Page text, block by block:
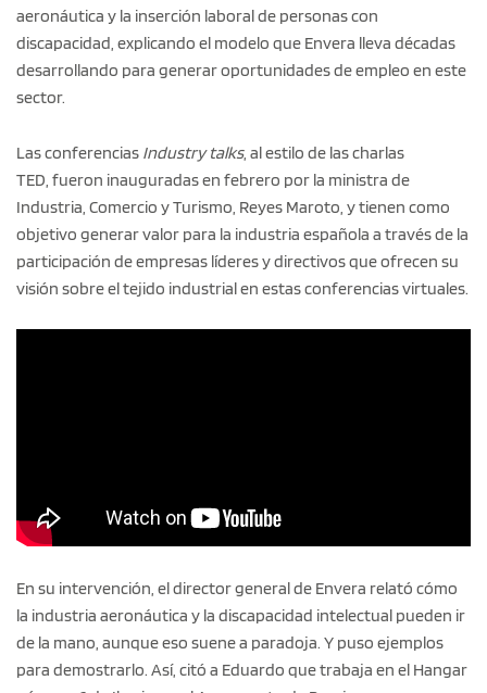
aeronáutica y la inserción laboral de personas con
discapacidad, explicando el modelo que Envera lleva décadas
desarrollando para generar oportunidades de empleo en este
sector.
Las conferencias Industry talks, al estilo de las charlas
TED, fueron inauguradas en febrero por la ministra de
Industria, Comercio y Turismo, Reyes Maroto, y tienen como
objetivo generar valor para la industria española a través de la
participación de empresas líderes y directivos que ofrecen su
visión sobre el tejido industrial en estas conferencias virtuales.
En su intervención, el director general de Envera relató cómo
la industria aeronáutica y la discapacidad intelectual pueden ir
de la mano, aunque eso suene a paradoja. Y puso ejemplos
para demostrarlo. Así, citó a Eduardo que trabaja en el Hangar